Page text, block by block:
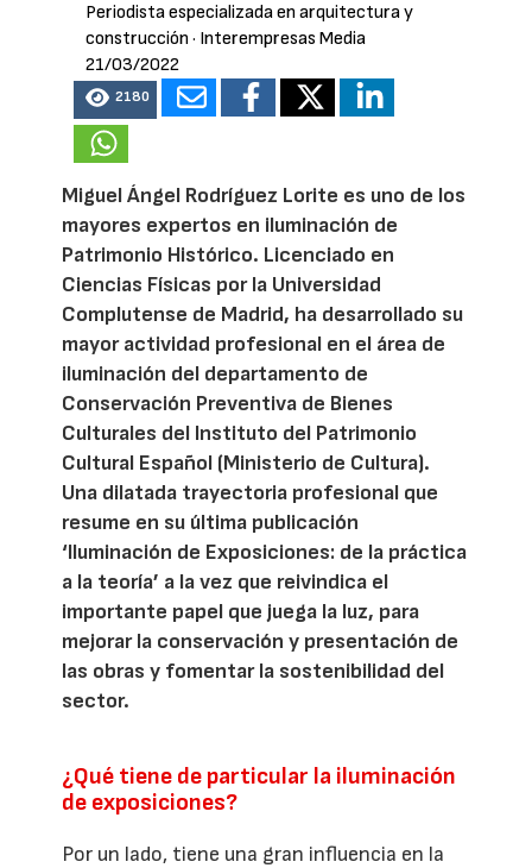
Periodista especializada en arquitectura y
construcción · Interempresas Media
21/03/2022
2180
Miguel Ángel Rodríguez Lorite es uno de los
mayores expertos en iluminación de
Patrimonio Histórico. Licenciado en
Ciencias Físicas por la Universidad
Complutense de Madrid, ha desarrollado su
mayor actividad profesional en el área de
iluminación del departamento de
Conservación Preventiva de Bienes
Culturales del Instituto del Patrimonio
Cultural Español (Ministerio de Cultura).
Una dilatada trayectoria profesional que
resume en su última publicación
‘Iluminación de Exposiciones: de la práctica
a la teoría’ a la vez que reivindica el
importante papel que juega la luz, para
mejorar la conservación y presentación de
las obras y fomentar la sostenibilidad del
sector.
¿Qué tiene de particular la iluminación
de exposiciones?
Por un lado, tiene una gran influencia en la